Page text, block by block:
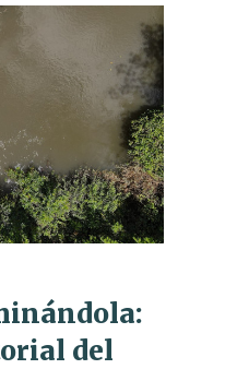
del